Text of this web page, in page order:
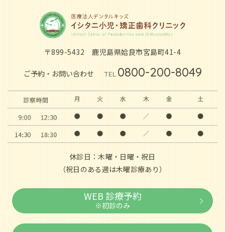
〒899-5432 鹿児島県姶良市宮島町41-4
ご予約・お問い合わせ TEL.0800-200-8049
休診日：木曜・日曜・祝日
（祝日のある週は木曜診療あり）
WEB 診療予約
※初診のみ